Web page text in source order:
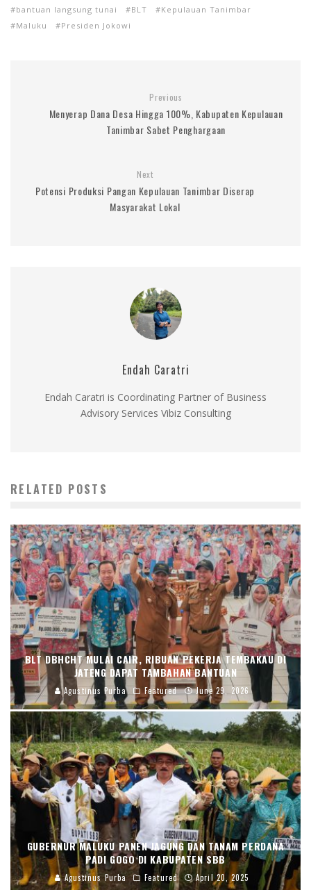
bantuan langsung tunai BLT
Kepulauan Tanimbar
Maluku
Presiden Jokowi
Previous
Menyerap Dana Desa Hingga 100%, Kabupaten Kepulauan
Tanimbar Sabet Penghargaan
Next
Potensi Produksi Pangan Kepulauan Tanimbar Diserap
Masyarakat Lokal
Endah Caratri
Endah Caratri is Coordinating Partner of Business
Advisory Services Vibiz Consulting
RELATED POSTS
BLT DBHCHT MULAI CAIR, RIBUAN PEKERJA TEMBAKAU DI
JATENG DAPAT TAMBAHAN BANTUAN
Agustinus Purba Featured June 29, 2026
GUBERNUR MALUKU PANEN JAGUNG DAN TANAM PERDANA
PADI GOGO DI KABUPATEN SBB
Agustinus Purba Featured April 20, 2025